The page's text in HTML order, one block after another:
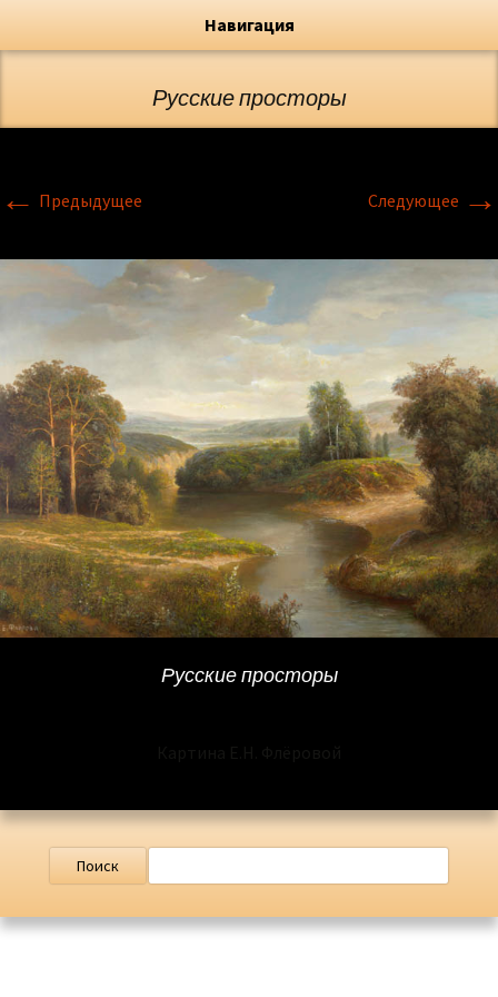
Флёрова Елена Николаевна
Художник, Официальный сайт
Навигация
Русские просторы
← Предыдущее Следующее →
Русские просторы